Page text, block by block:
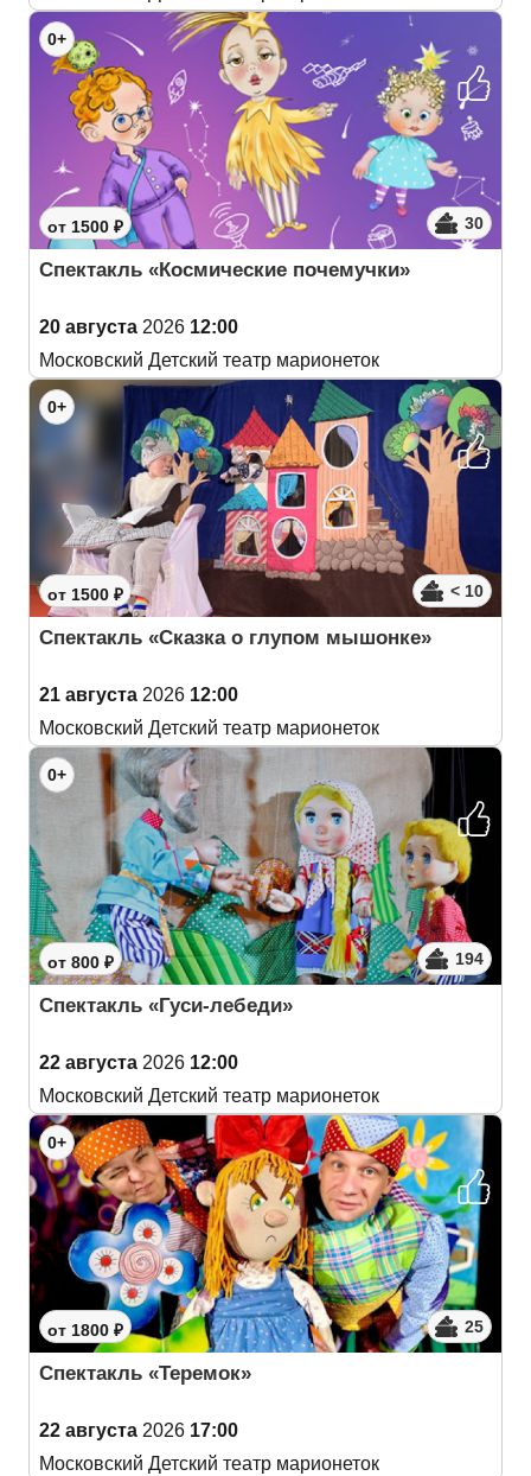
0+
от 1500 ₽ 30
Спектакль «Космические почемучки»
20 августа 2026 12:00
Московский Детский театр марионеток
0+
от 1500 ₽ < 10
Спектакль «Сказка о глупом мышонке»
21 августа 2026 12:00
Московский Детский театр марионеток
0+
от 800 ₽ 194
Спектакль «Гуси-лебеди»
22 августа 2026 12:00
Московский Детский театр марионеток
0+
от 1800 ₽ 25
Спектакль «Теремок»
22 августа 2026 17:00
Московский Детский театр марионеток